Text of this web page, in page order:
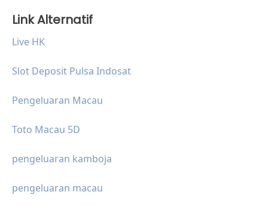
Link Alternatif
Live HK
Slot Deposit Pulsa Indosat
Pengeluaran Macau
Toto Macau 5D
pengeluaran kamboja
pengeluaran macau